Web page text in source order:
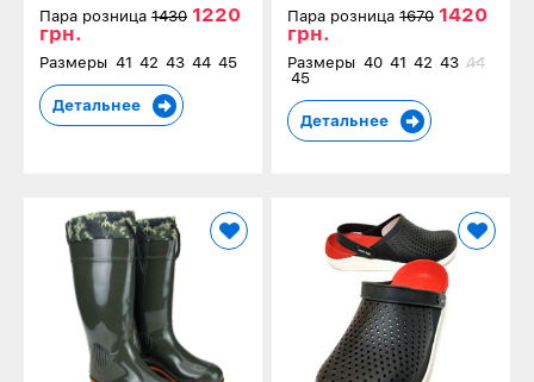
Пара розница 1430 1220
грн.
Размеры 41 42 43 44 45
Детальнее
Пара розница1670 1420
грн.
Размеры 40 41 42 43 44
45
Детальнее